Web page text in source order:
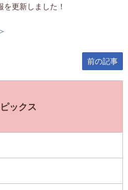
更新しました！
前の記事
ピックス